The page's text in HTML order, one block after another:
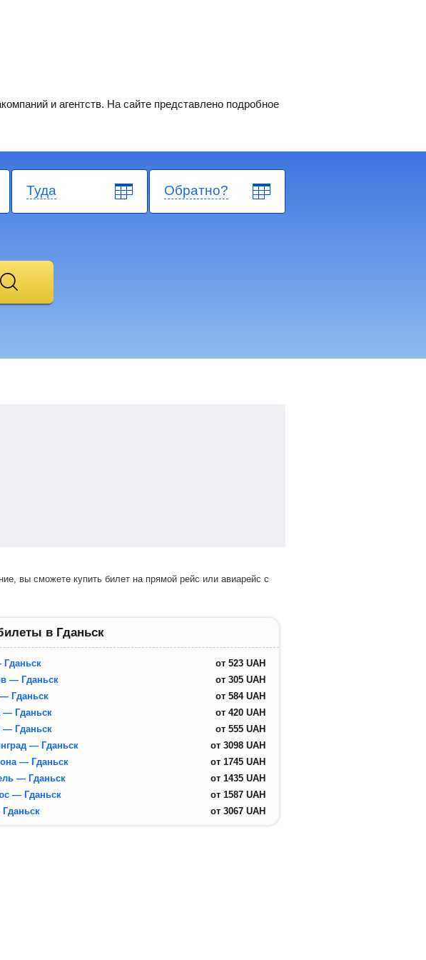
и агентств. На сайте представлено подробное
Туда Обратно?
в Гданьск
от 523 UAH
— Гданьск
от 305 UAH
Гданьск
от 584 UAH
— Гданьск
от 420 UAH
— Гданьск
от 555 UAH
— Гданьск
от 3098 UAH
— Гданьск
от 1745 UAH
— Гданьск
от 1435 UAH
— Гданьск
от 1587 UAH
от 3067 UAH